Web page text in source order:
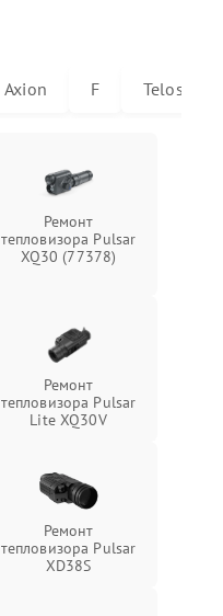
Axion F Telos
Ремонт
тепловизора Pulsar
XQ30 (77378)
Ремонт
тепловизора Pulsar
Lite XQ30V
Ремонт
тепловизора Pulsar
XD38S